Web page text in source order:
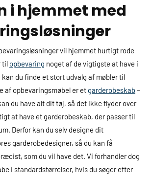
i hjemmet med
vil hjemmet hurtigt rode
til opbevaring noget af de vigtigste at have i
kan du finde et stort udvalg af møbler til
af opbevaringsmøbel er et garderobeskab–
du have alt dit tøj, så det ikke flyder over
at have et garderobeskab, der passer til
Derfor kan du selv designe dit
garderobedesigner, så du kan få
som du vil have det. Vi forhandler dog
i standardstørrelser, hvis du søger efter